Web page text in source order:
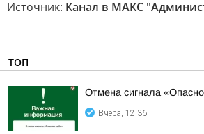
Источник: Канал в МАКС
ТОП
Отмена сигнала
Вчера, 12:36